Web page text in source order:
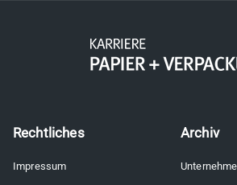
Rechtliches
Impressum
Archiv